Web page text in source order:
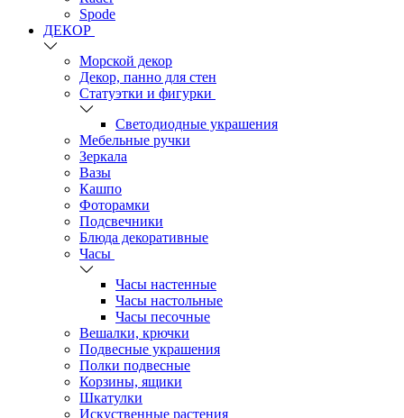
Spode
ДЕКОР
Морской декор
Декор, панно для стен
Статуэтки и фигурки
Светодиодные украшения
Мебельные ручки
Зеркала
Вазы
Кашпо
Фоторамки
Подсвечники
Блюда декоративные
Часы
Часы настенные
Часы настольные
Часы песочные
Вешалки, крючки
Подвесные украшения
Полки подвесные
Корзины, ящики
Шкатулки
Искуственные растения